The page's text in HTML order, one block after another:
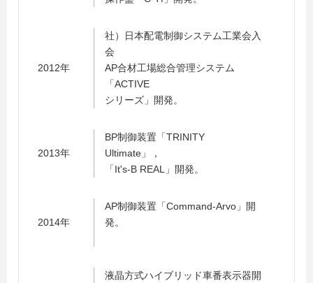
2012年
社）日本配電制御システム工業会入
会
AP合材工場総合管理システム
「ACTIVE
シリーズ」開発。
2013年
BP制御装置「TRINITY
Ultimate」，
「It's-B REAL」開発。
2014年
AP制御装置「Command-Arvo」開
発。
液晶方式ハイブリッド車番表示器開